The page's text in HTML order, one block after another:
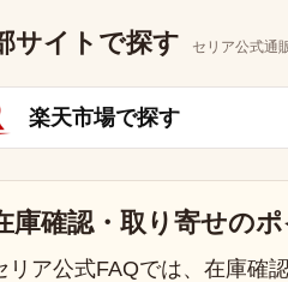
サイトで探す セリア公式通
楽天市場で探す
庫確認・取り寄せのポ
リア公式FAQでは、在庫確